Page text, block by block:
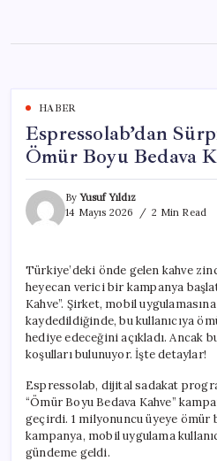
content
HABER
Espressolab’dan
Ömür Boyu Bedava
ByYusuf Yıldız
14 Mayıs 2026
2 Min Read
Türkiye’deki önde gelen kahve
heyecan verici bir kampanya
Kahve”. Şirket, mobil
kaydedildiğinde, bu kullanıcıya
hediye edeceğini açıkladı. Ancak
koşulları bulunuyor. İşte detaylar!
Espressolab, dijital sadakat
“Ömür Boyu Bedava Kahve”
geçirdi. 1 milyonuncu üyeye ömür
kampanya, mobil uygulama
gündeme geldi.